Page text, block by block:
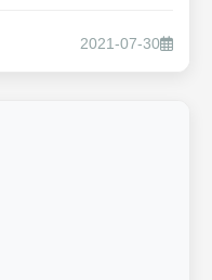
2021-07-30